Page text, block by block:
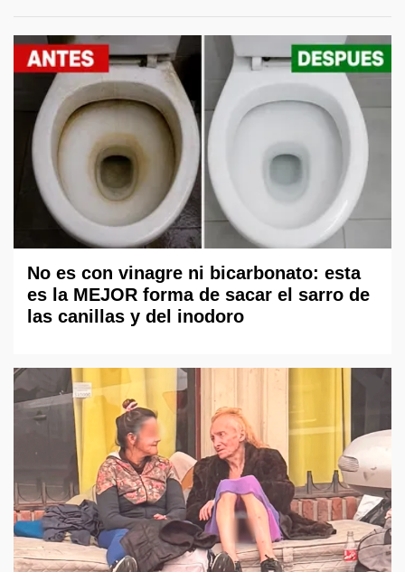
No es con vinagre ni bicarbonato: esta
es la MEJOR forma de sacar el sarro de
las canillas y del inodoro